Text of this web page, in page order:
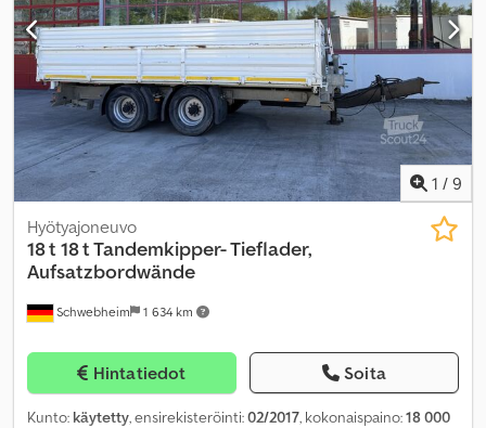
1 / 9
Schwebheim 1 634 km
Hyötyajoneuvo
18 t 18 t Tandemkipper- Tieflader,
Aufsatzbordwände
Hintatiedot Soita
Kunto: käytetty, ensirekisteröinti:02/2017, kokonaispaino:18 000